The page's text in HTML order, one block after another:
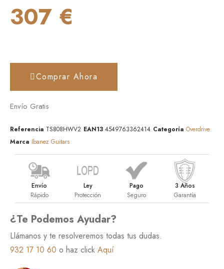
307 €
Comprar Ahora
Envío Gratis
Referencia TS808HWV2 EAN13 4549763362414 Categoría Overdrive
Marca Ibanez Guitars
Envío
Rápido
Ley
Protección
Pago
Seguro
3 Años
Garantía
¿Te Podemos Ayudar?
Llámanos y te resolveremos todas tus dudas.
932 17 10 60 o haz click Aquí